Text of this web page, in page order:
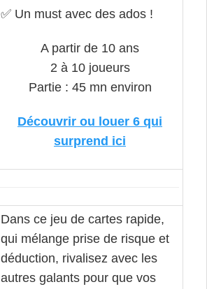
✅ Un must avec des ados !
A partir de 10 ans
2 à 10 joueurs
Partie : 45 mn environ
Découvrir ou louer 6 qui
surprend ici
Dans ce jeu de cartes rapide,
qui mélange prise de risque et
déduction, rivalisez avec les
autres galants pour que vos